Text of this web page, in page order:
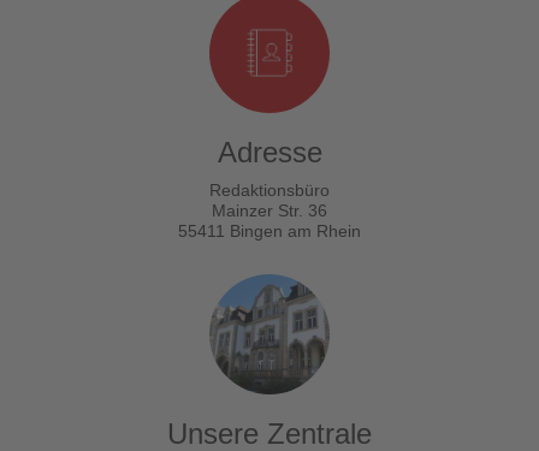
Adresse
Redaktionsbüro
Mainzer Str. 36
55411 Bingen am Rhein
Unsere Zentrale